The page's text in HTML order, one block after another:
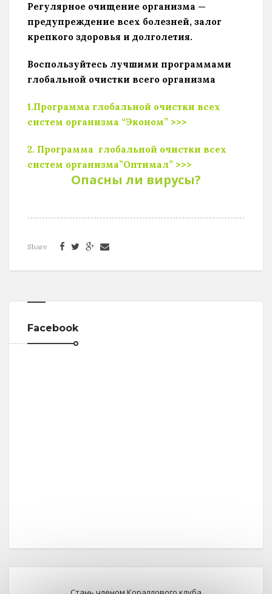
Регулярное очищение организма —
предупреждение всех болезней, залог
крепкого здоровья и долголетия.
Воспользуйтесь лучшими программами
глобальной очистки всего организма
1.Программа глобальной очистки всех
систем организма “Эконом” >>>
2. Программа глобальной очистки всех
систем организма”Оптимал” >>>
Опасны ли вирусы?
Share
Facebook